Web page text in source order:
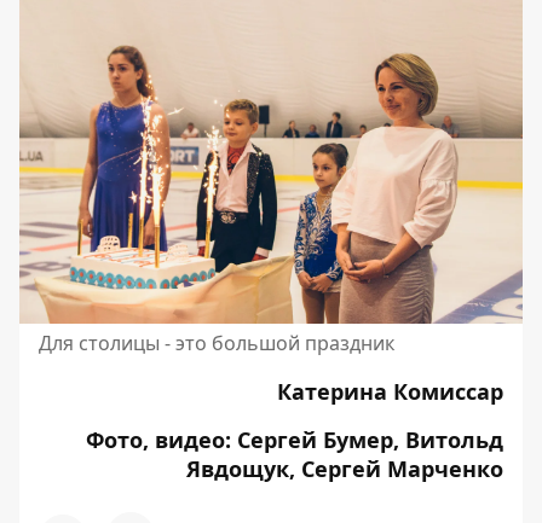
Для столицы - это большой праздник
Катерина Комиссар
Фото, видео: Сергей Бумер, Витольд
Явдощук, Сергей Марченко